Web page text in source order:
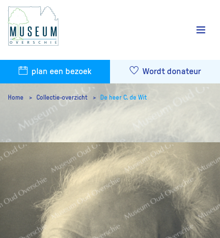
plan een bezoek Wordt donateur
Home Collectie-overzicht De heer C. de Wit